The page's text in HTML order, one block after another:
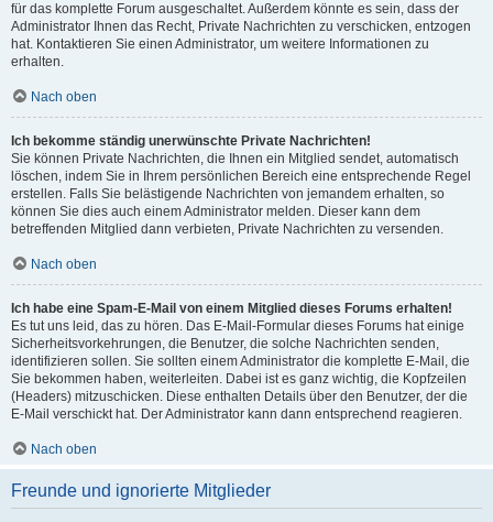
für das komplette Forum ausgeschaltet. Außerdem könnte es sein, dass der
Administrator Ihnen das Recht, Private Nachrichten zu verschicken, entzogen
hat. Kontaktieren Sie einen Administrator, um weitere Informationen zu
erhalten.
Nach oben
Ich bekomme ständig unerwünschte Private Nachrichten!
Sie können Private Nachrichten, die Ihnen ein Mitglied sendet, automatisch
löschen, indem Sie in Ihrem persönlichen Bereich eine entsprechende Regel
erstellen. Falls Sie belästigende Nachrichten von jemandem erhalten, so
können Sie dies auch einem Administrator melden. Dieser kann dem
betreffenden Mitglied dann verbieten, Private Nachrichten zu versenden.
Nach oben
Ich habe eine Spam-E-Mail von einem Mitglied dieses Forums erhalten!
Es tut uns leid, das zu hören. Das E-Mail-Formular dieses Forums hat einige
Sicherheitsvorkehrungen, die Benutzer, die solche Nachrichten senden,
identifizieren sollen. Sie sollten einem Administrator die komplette E-Mail, die
Sie bekommen haben, weiterleiten. Dabei ist es ganz wichtig, die Kopfzeilen
(Headers) mitzuschicken. Diese enthalten Details über den Benutzer, der die
E-Mail verschickt hat. Der Administrator kann dann entsprechend reagieren.
Nach oben
Freunde und ignorierte Mitglieder